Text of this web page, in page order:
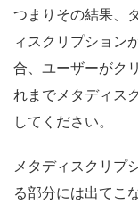
つまりその結果、
ィスクリプション
合、ユーザーがク
れまでメタディス
してください。
メタディスクリプ
る部分には出てこ